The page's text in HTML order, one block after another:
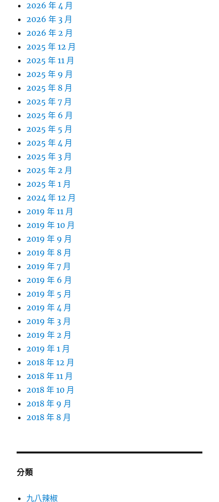
2026 年 4 月
2026 年 3 月
2026 年 2 月
2025 年 12 月
2025 年 11 月
2025 年 9 月
2025 年 8 月
2025 年 7 月
2025 年 6 月
2025 年 5 月
2025 年 4 月
2025 年 3 月
2025 年 2 月
2025 年 1 月
2024 年 12 月
2019 年 11 月
2019 年 10 月
2019 年 9 月
2019 年 8 月
2019 年 7 月
2019 年 6 月
2019 年 5 月
2019 年 4 月
2019 年 3 月
2019 年 2 月
2019 年 1 月
2018 年 12 月
2018 年 11 月
2018 年 10 月
2018 年 9 月
2018 年 8 月
分類
九八辣椒